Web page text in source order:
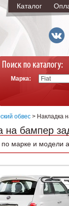
Каталог
Марка:
обвес > Накладка
на бампер
по марке и модели